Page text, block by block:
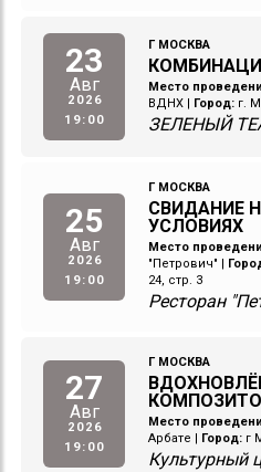
23
Авг
2026
19:00
Г МОСКВА
Место
ВДНХ | Город: г.
ЗЕЛЕНЫЙ
25
Авг
2026
19:00
Г МОСКВА
СВИДАНИЕ
УСЛОВИЯХ
Место
"Петрович"
24, стр. 3
Ресторан
27
Авг
2026
19:00
Г МОСКВА
Место
Арбате
Город: г
Культурный